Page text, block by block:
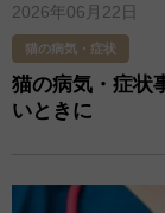
2026年06月22日
猫の病気・症状
猫の病気・症状
いときに